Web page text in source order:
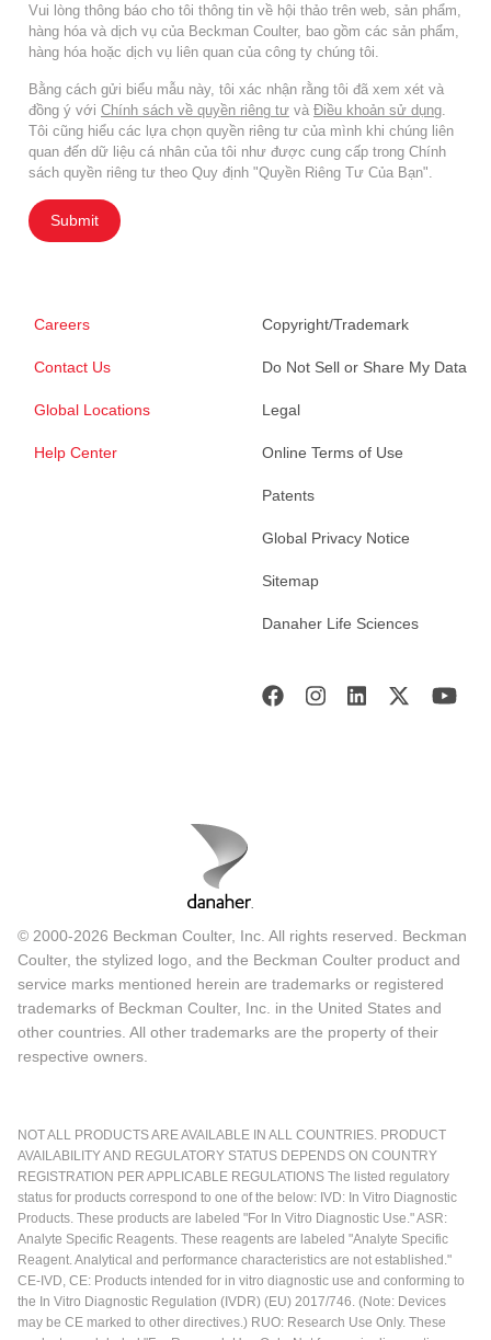
Vui lòng thông báo cho tôi thông tin về hội thảo trên web, sản phẩm,
hàng hóa và dịch vụ của Beckman Coulter, bao gồm các sản phẩm,
hàng hóa hoặc dịch vụ liên quan của công ty chúng tôi.
Bằng cách gửi biểu mẫu này, tôi xác nhận rằng tôi đã xem xét và
đồng ý với Chính sách về quyền riêng tư và Điều khoản sử dụng
Tôi cũng hiểu các lựa chọn quyền riêng tư của mình khi chúng liên
quan đến dữ liệu cá nhân của tôi như được cung cấp trong Chính
sách quyền riêng tư theo Quy định "Quyền Riêng Tư Của Bạn".
Submit
Careers
Contact Us
Global Locations
Help Center
Copyright/Trademark
Do Not Sell or Share My Data
Legal
Online Terms of Use
Patents
Global Privacy Notice
Sitemap
Danaher Life Sciences
© 2000-2026 Beckman Coulter, Inc. All rights reserved. Beckman
Coulter, the stylized logo, and the Beckman Coulter product and
service marks mentioned herein are trademarks or registered
trademarks of Beckman Coulter, Inc. in the United States and
other countries. All other trademarks are the property of their
respective owners.
NOT ALL PRODUCTS ARE AVAILABLE IN ALL COUNTRIES. PRODUCT
AVAILABILITY AND REGULATORY STATUS DEPENDS ON COUNTRY
REGISTRATION PER APPLICABLE REGULATIONS The listed regulatory
status for products correspond to one of the below: IVD: In Vitro Diagnostic
Products. These products are labeled "For In Vitro Diagnostic Use." ASR:
Analyte Specific Reagents. These reagents are labeled "Analyte Specific
Reagent. Analytical and performance characteristics are not established."
CE-IVD, CE: Products intended for in vitro diagnostic use and conforming to
the In Vitro Diagnostic Regulation (IVDR) (EU) 2017/746. (Note: Devices
may be CE marked to other directives.) RUO: Research Use Only. These